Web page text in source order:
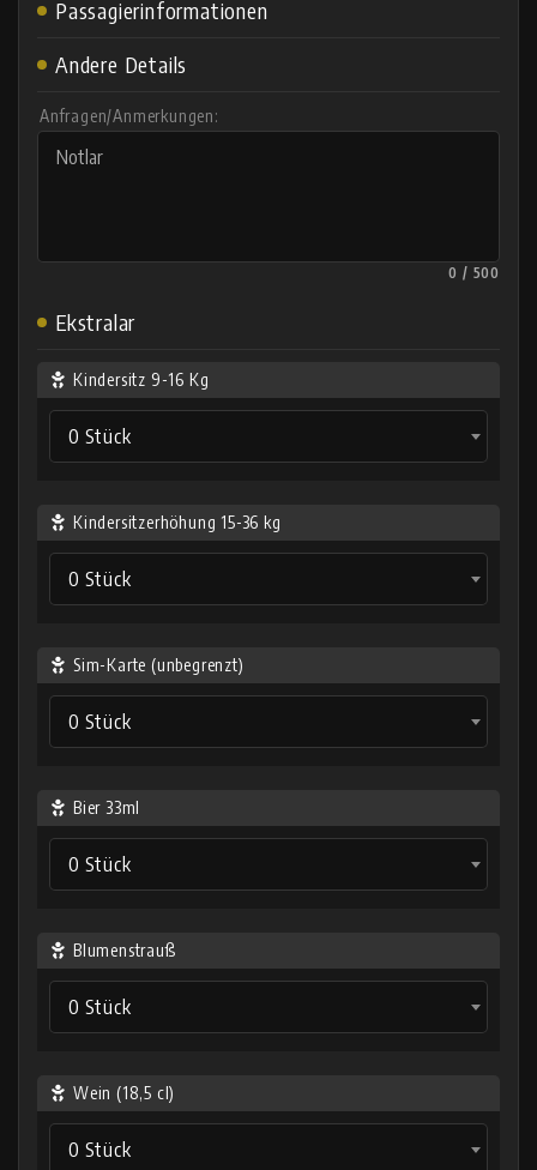
Passagierinformationen
Andere Details
Anfragen/Anmerkungen:
0 / 500
Ekstralar
Kindersitz 9-16 Kg
0 Stück
Kindersitzerhöhung 15-36 kg
0 Stück
Sim-Karte (unbegrenzt)
0 Stück
Bier 33ml
0 Stück
Blumenstrauß
0 Stück
Wein (18,5 cl)
0 Stück